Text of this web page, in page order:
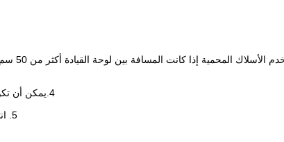
3.
4.يمكن أن تكون لوحة تشغيل مدخلات التيار المتردد هي المحرك المدمج في التطبيق
5. انتبه إلى العزل بين المحرك MOSFET والمبدد الحراري أو لوحة التثبيت.